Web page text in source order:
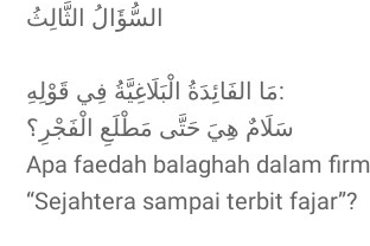
السُّؤَالُ الثَّالِثُ
مَا الفَائِدَةُ الْبَلَاغِيَّةُ فِي قَوْلِهِ:
سَلَامٌ هِيَ حَتَّى مَطْلَعِ الْفَجْرِ؟
Apa faedah balaghah dalam
“Sejahtera sampai terbit fajar”?